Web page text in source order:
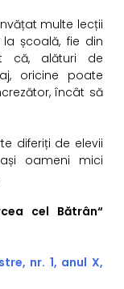
multe lecții
școală, fie din
că, alături de
oricine poate
încât să
diferiți de elevii
oameni mici
cel Bătrân“
nr. 1, anul X,